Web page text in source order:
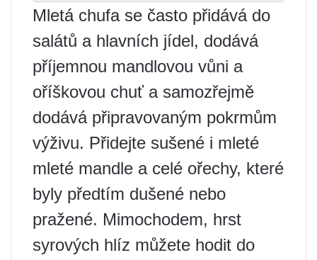
Mletá chufa se často přidává do
salátů a hlavních jídel, dodává
příjemnou mandlovou vůni a
oříškovou chuť a samozřejmě
dodává připravovaným pokrmům
výživu. Přidejte sušené i mleté ​​
mleté ​​mandle a celé ořechy, které
byly předtím dušené nebo
pražené. Mimochodem, hrst
syrových hlíz můžete hodit do